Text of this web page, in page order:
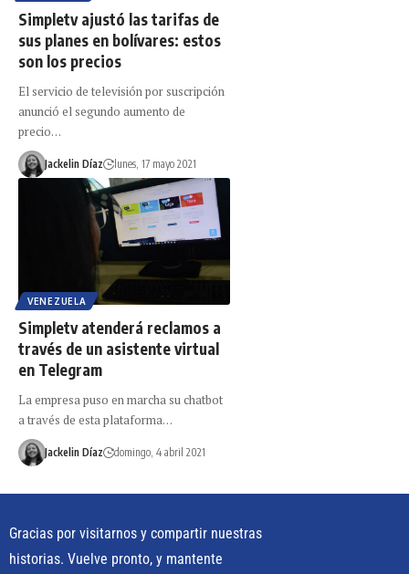
Simpletv ajustó las tarifas de
sus planes en bolívares: estos
son los precios
El servicio de televisión por suscripción
anunció el segundo aumento de
precio…
Jackelin Díaz lunes, 17 mayo 2021
VENEZUELA
Simpletv atenderá reclamos a
través de un asistente virtual
en Telegram
La empresa puso en marcha su chatbot
a través de esta plataforma…
Jackelin Díaz domingo, 4 abril 2021
Gracias por visitarnos y compartir nuestras
historias. Vuelve pronto, y mantente